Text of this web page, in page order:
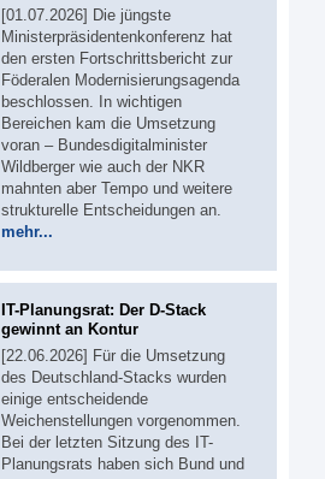
[01.07.2026] Die jüngste
Ministerpräsidentenkonferenz hat
den ersten Fortschrittsbericht zur
Föderalen Modernisierungsagenda
beschlossen. In wichtigen
Bereichen kam die Umsetzung
voran – Bundesdigitalminister
Wildberger wie auch der NKR
mahnten aber Tempo und weitere
strukturelle Entscheidungen an.
mehr...
IT-Planungsrat: Der D-Stack
gewinnt an Kontur
[22.06.2026] Für die Umsetzung
des Deutschland-Stacks wurden
einige entscheidende
Weichenstellungen vorgenommen.
Bei der letzten Sitzung des IT-
Planungsrats haben sich Bund und